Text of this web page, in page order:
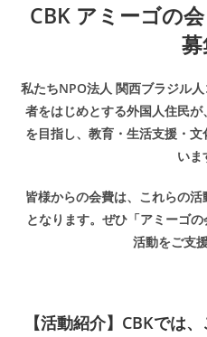
CBK アミーゴの会
私たちNPO法人 関西ブラジル人
者をはじめとする外国人住民が、
を目指し、 教育・生活支援・
いま
皆様からの会費は、これらの
となります。 ぜひ「アミーゴ
活動をご支
【活動紹介】 CBKでは